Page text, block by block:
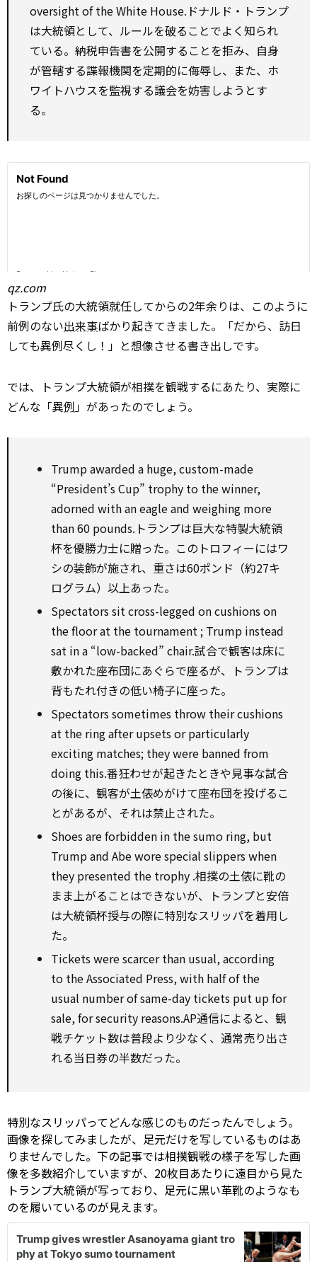
oversight of the White House.ドナルド・トランプ
は大統領として、ルールを破ることでよく知られ
ている。納税申告書を公開することを拒み、自身
が管轄する諜報機関を定期的に侮辱し、また、ホ
ワイトハウスを監視する議会を妨害しようとす
る。
qz.com
トランプ氏の大統領就任してからの2年余りは、このように
前例のない出来事ばかり起きてきました。「だから、訪日
しても異例尽くし！」と想像させる書き出しです。
では、トランプ大統領が相撲を観戦するにあたり、実際に
どんな「異例」があったのでしょう。
Trump awarded a huge, custom-made
“President’s Cup” trophy to the winner,
adorned withan eagle and weighing more
than60 pounds.トランプは巨大な特製大統領
杯を優勝力士に贈った。このトロフィーにはワ
シの装飾が施され、重さは60ポンド（約27キ
ログラム）以上あった。
Spectators sit cross-legged oncushions on
the floor at the tournament ; Trump instead
sat in a “low-backed” chair.試合で観客は床に
敷かれた座布団にあぐらで座るが、トランプは
背もたれ付きの低い椅子に座った。
Spectators sometimes throw their cushions
at the ring after upsets or particularly
exciting matches; they were banned from
doing this.番狂わせが起きたときや見事な試合
の後に、観客が土俵めがけて座布団を投げるこ
とがあるが、それは禁止された。
Shoes areforbidden in the sumo ring, but
Trump and Abe wore special slippers when
they presented the trophy .相撲の土俵に靴の
まま上がることはできないが、トランプと安倍
は大統領杯授与の際に特別なスリッパを着用し
た。
Tickets were scarcer than usual,according
to theAssociated Press,with half of the
usual number ofsame-day tickets put upfor
sale,forsecurity reasons.AP通信によると、観
戦チケット数は普段より少なく、通常売り出さ
れる当日券の半数だった。
特別なスリッパってどんな感じのものだったんでしょう。
画像を探してみましたが、足元だけを写しているものはあ
りませんでした。下の記事では相撲観戦の様子を写した画
像を多数紹介していますが、20枚目あたりに遠目から見た
トランプ大統領が写っており、足元に黒い革靴のようなも
のを履いているのが見えます。